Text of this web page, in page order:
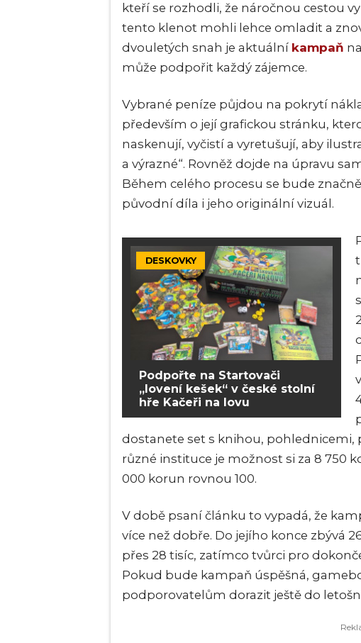
kteří se rozhodli, že náročnou cestou
tento klenot mohli lehce omladit a
dvouletých snah je aktuální kampaň
může podpořit každý zájemce.
Vybrané peníze půjdou na pokrytí
především o její grafickou stránku,
naskenují, vyčistí a vyretušují, aby
a výrazné“. Rovněž dojde na úpravu
Během celého procesu se bude
původní díla i jeho originální vizuál.
DESKOVKY
Podpořte na Startovači
„lovení kešek“ v české stolní
hře Kačeři na lovu
dostanete set s knihou, pohlednicemi,
různé instituce je možnost si za 8 750
000 korun rovnou 100.
V době psaní článku to vypadá, že
více než dobře. Do jejího konce zbývá
přes 28 tisíc, zatímco tvůrci pro
Pokud bude kampaň úspěšná,
podporovatelům dorazit ještě do